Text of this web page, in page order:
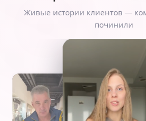
Живые истории клиентов —
починили